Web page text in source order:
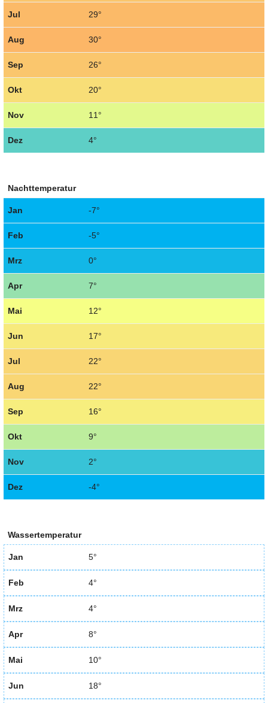
Jul 29°
Aug 30°
Sep 26°
Okt 20°
Nov 11°
Dez 4°
Nachttemperatur
Jan -7°
Feb -5°
Mrz 0°
Apr 7°
Mai 12°
Jun 17°
Jul 22°
Aug 22°
Sep 16°
Okt 9°
Nov 2°
Dez -4°
Wassertemperatur
Jan 5°
Feb 4°
Mrz 4°
Apr 8°
Mai 10°
Jun 18°